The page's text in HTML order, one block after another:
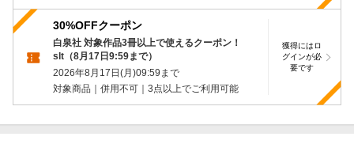
30%OFFクーポン
白泉社 対象作品3冊以上で使えるクーポン！
slt（8月17日9:59まで）
2026年8月17日(月)09:59 まで
対象商品｜併用不可｜3点以上でご利用可能
獲得にはロ
グインが必
要です